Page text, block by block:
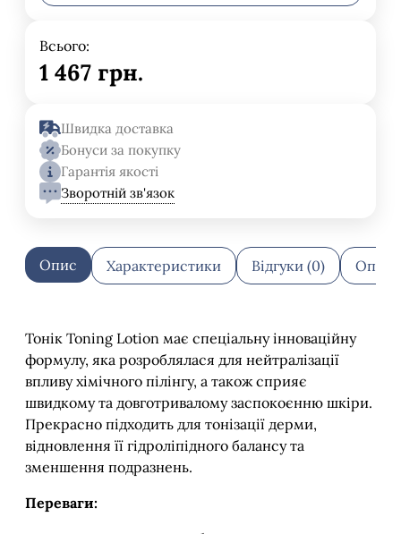
Всього:
1 467 грн.
Швидка доставка
Бонуси за покупку
Гарантія якості
Зворотній зв'язок
Опис Характеристики Відгуки (0)
Тонік Toning Lotion має спеціальну інноваційну
формулу, яка розроблялася для нейтралізації
впливу хімічного пілінгу, а також сприяє
швидкому та довготривалому заспокоєнню шкіри.
Прекрасно підходить для тонізації дерми,
відновлення її гідроліпідного балансу та
зменшення подразнень.
Переваги: